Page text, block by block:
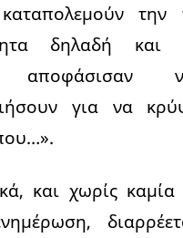
καταπολεμούν την
δηλαδή και
για να
και χωρίς